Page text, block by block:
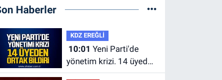
Haberler
KDZ EREĞLİ
10:01
yönetim krizi. 14 üyeden
ortak bildiri.